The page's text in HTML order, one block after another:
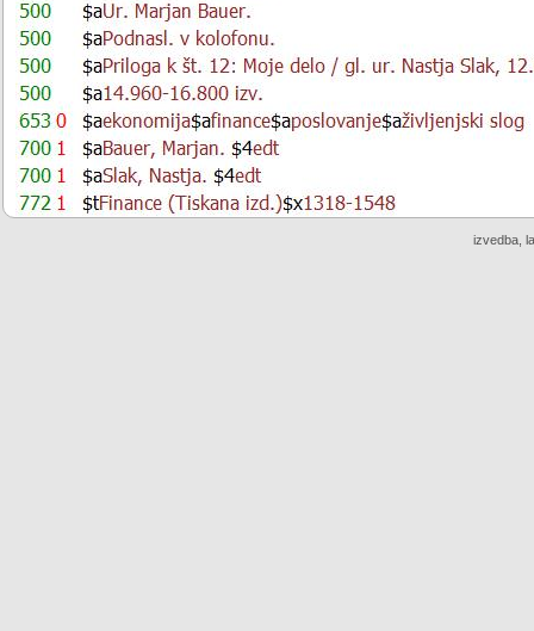
izvedba,